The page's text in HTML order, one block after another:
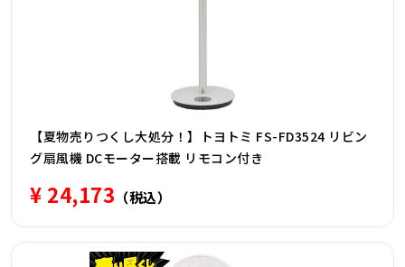
【夏物売りつくし大処分！】トヨトミ FS-FD3524 リビン
グ扇風機 DCモーター搭載 リモコン付き
¥ 24,173 （税込）